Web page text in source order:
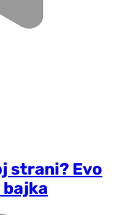
strani? Evo
bajka